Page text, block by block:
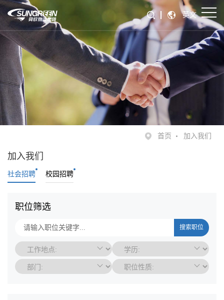
英文
首页 加入我们
加入我们
社会招聘 校园招聘
职位筛选
搜索职位